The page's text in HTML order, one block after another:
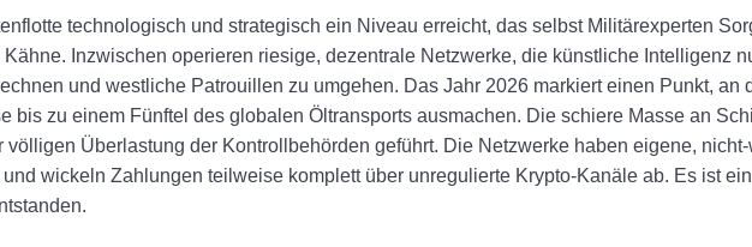
technologisch und strategisch ein Niveau erreicht, das selbst Militärexperten
Inzwischen operieren riesige, dezentrale Netzwerke, die künstliche Intelligenz
und westliche Patrouillen zu umgehen. Das Jahr 2026 markiert einen Punkt, an
bis zu einem Fünftel des globalen Öltransports ausmachen. Die schiere Masse an
völligen Überlastung der Kontrollbehörden geführt. Die Netzwerke haben eigene,
wickeln Zahlungen teilweise komplett über unregulierte Krypto-Kanäle ab. Es ist